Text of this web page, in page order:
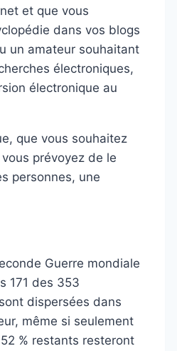
et que vous
dans vos blogs
un amateur souhaitant
électroniques,
électronique au
que vous souhaitez
prévoyez de le
personnes, une
Guerre mondiale
171 des 353
dispersées dans
même si seulement
% restants resteront